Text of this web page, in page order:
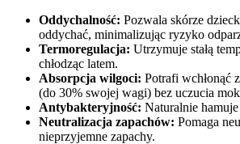
Oddychalność: Pozwala skórze
oddychać, minimalizując ryzyko
Termoregulacja: Utrzymuje stałą
chłodząc latem.
Absorpcja wilgoci: Potrafi wchłonąć
(do 30% swojej wagi) bez uczucia
Antybakteryjność: Naturalnie
Neutralizacja zapachów: Pomaga
nieprzyjemne zapachy.